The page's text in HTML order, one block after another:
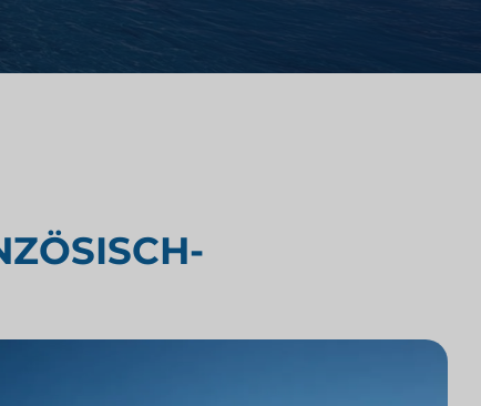
Wettbewerbsanalyse von
Technologieintegration in